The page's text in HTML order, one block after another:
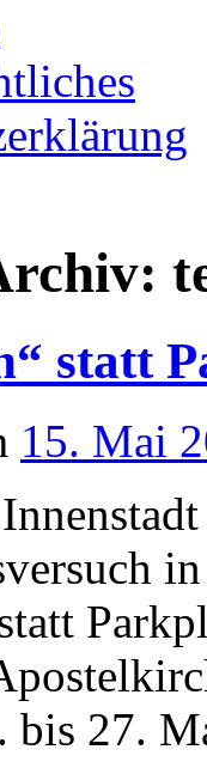
statt
15. Mai
bis 27.